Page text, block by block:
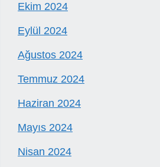
Ekim 2024
Eylül 2024
Ağustos 2024
Temmuz 2024
Haziran 2024
Mayıs 2024
Nisan 2024